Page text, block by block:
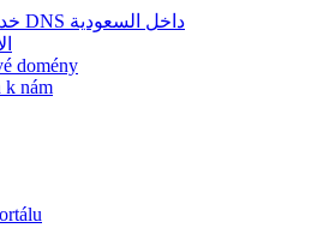
خدمة دي ان اس DNS داخل السعودية
domény
k nám